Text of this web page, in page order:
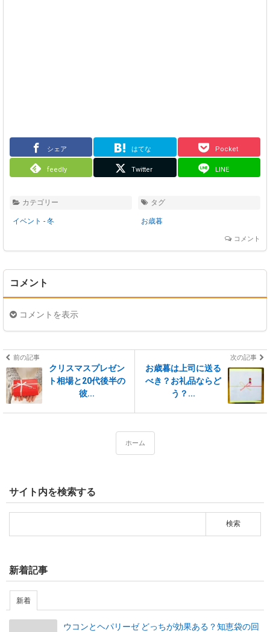
シェア はてな Pocket
feedly Twitter LINE
カテゴリー
イベント - 冬
タグ
お歳暮
コメント
コメント
コメントを表示
前の記事
クリスマスプレゼン
ト相場と20代後半の
彼...
次の記事
お歳暮は上司に送る
べき？お礼品ならど
う？...
ホーム
サイト内を検索する
新着記事
新着
ウコンとヘパリーゼ どっちが効果ある？知恵袋の回